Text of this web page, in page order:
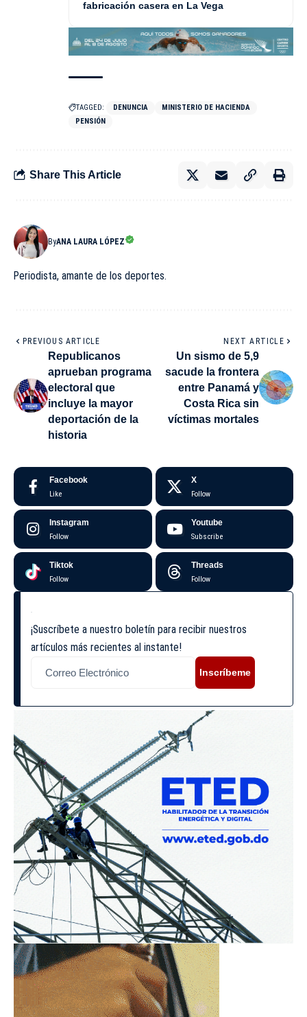
fabricación casera en La Vega
TAGGED: DENUNCIA
MINISTERIO DE HACIENDA
PENSIÓN
Share This Article
ByANA LAURA LÓPEZ
Periodista, amante de los deportes.
PREVIOUS ARTICLE
Republicanos
aprueban programa
electoral que
incluye la mayor
deportación de la
historia
NEXT ARTICLE
Un sismo de 5,9
sacude la frontera
entre Panamá y
Costa Rica sin
víctimas mortales
Facebook
Like
X
Follow
Instagram
Follow
Youtube
Subscribe
Tiktok
Follow
Threads
Follow
¡Suscríbete a nuestro boletín para recibir nuestros
artículos más recientes al instante!
Inscríbeme